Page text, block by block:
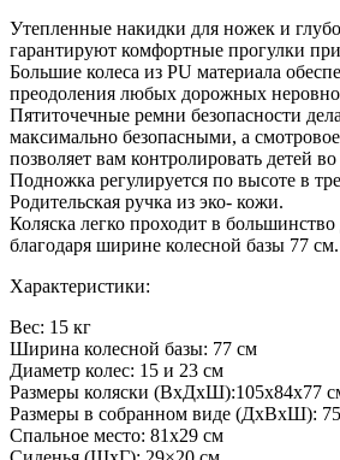
Утепленные накидки для ножек и
гарантируют комфортные прогулки
Большие колеса из PU материала
преодоления любых дорожных
Пятиточечные ремни безопасности
максимально безопасными, а
позволяет вам контролировать детей
Подножка регулируется по высоте в
Родительская ручка из эко- кожи.
Коляска легко проходит в
благодаря ширине колесной базы 77 см.
Характеристики:
Вес: 15 кг
Ширина колесной базы: 77 см
Диаметр колес: 15 и 23 см
Размеры коляски (ВхДхШ):105х84х77
Размеры в собранном виде (ДxВxШ):
Спальное место: 81х29 см